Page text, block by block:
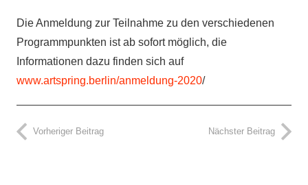
Die Anmeldung zur Teilnahme zu den verschiedenen
Programmpunkten ist ab sofort möglich, die
Informationen dazu finden sich auf
www.artspring.berlin/anmeldung-2020/
Vorheriger Beitrag Nächster Beitrag